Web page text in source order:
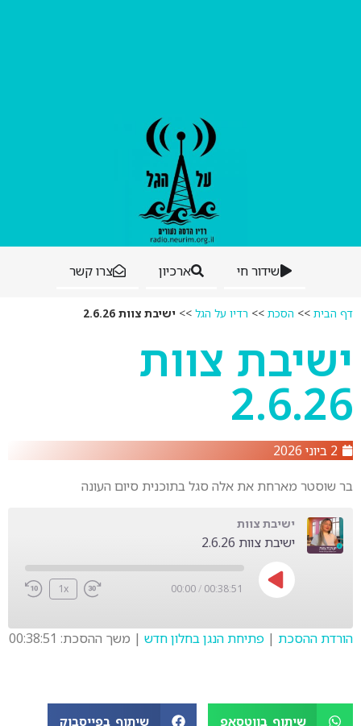
שידור חי ארכיון צרו קשר
דף הבית >> הסכת >> רדיו על הגל >> ישיבת צוות 2.6.26
ישיבת צוות
2.6.26
2 ביוני 2026
בר שוסטר מארחת את אלה סגל בתוכנית סיום העונה
ישיבת צוות
ישיבת צוות 2.6.26
1x 00:00/ 00:38:51
הורדת ההסכת | פתיחת הנגן בחלון חדש | משך ההסכת: 00:38:51
שיתוף בווטסאפ שיתוף בפייסבוק